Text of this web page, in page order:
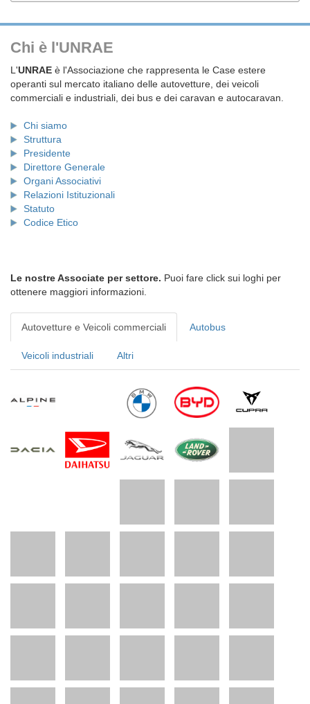
Chi è l'UNRAE
L'UNRAE è l'Associazione che rappresenta le Case estere
operanti sul mercato italiano delle autovetture, dei veicoli
commerciali e industriali, dei bus e dei caravan e autocaravan.
Chi siamo
Struttura
Presidente
Direttore Generale
Organi Associativi
Relazioni Istituzionali
Statuto
Codice Etico
Le nostre Associate per settore. Puoi fare click sui loghi per
ottenere maggiori informazioni.
Autovetture e Veicoli commerciali Autobus
Veicoli industriali Altri